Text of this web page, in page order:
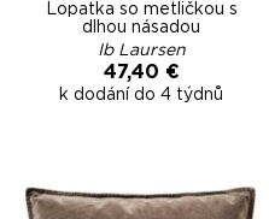
Lopatka so metličkou s
dlhou násadou
Ib Laursen
47,40 €
k dodání do 4 týdnů